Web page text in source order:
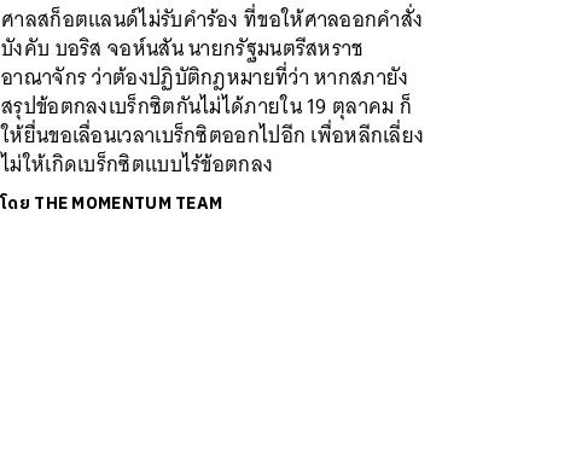
ศาลสก็อตแลนด์ไม่รับคำร้อง ที่ขอให้ศาลออกคำสั่ง
บังคับ บอริส จอห์นสัน นายกรัฐมนตรีสหราช
อาณาจักร ว่าต้องปฏิบัติกฎหมายที่ว่า หากสภายัง
สรุปข้อตกลงเบร็กซิตกันไม่ได้ภายใน 19 ตุลาคม ก็
ให้ยื่นขอเลื่อนเวลาเบร็กซิตออกไปอีก เพื่อหลีกเลี่ยง
ไม่ให้เกิดเบร็กซิตแบบไร้ข้อตกลง
โดย THE MOMENTUM TEAM